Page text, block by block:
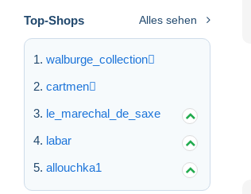
Top-Shops Alles sehen
walburge_collection
cartmen
le_marechal_de_saxe
labar
allouchka1